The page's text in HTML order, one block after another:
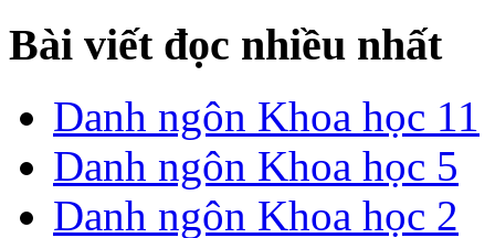
Bài viết đọc nhiều nhất
Danh ngôn Khoa học 11
Danh ngôn Khoa học 5
Danh ngôn Khoa học 2